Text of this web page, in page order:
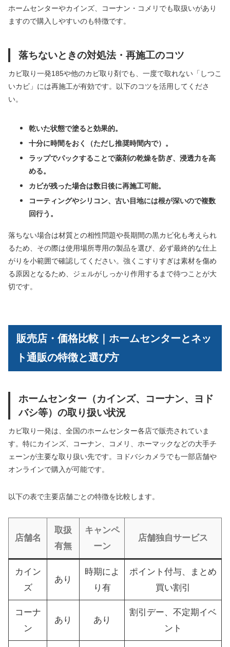
ホームセンターやカインズ、コーナン・コメリでも取扱いがあり
ますので購入しやすいのも特徴です。
落ちないときの対処法・再施工のコツ
カビ取り一発185や他のカビ取り剤でも、一度で取れない「しつこ
いカビ」には再施工が有効です。以下のコツを活用してくださ
い。
乾いた状態で塗ると効果的。
十分に時間をおく（ただし推奨時間内で）。
ラップでパックすることで薬剤の乾燥を防ぎ、浸透力を高
める。
カビが残った場合は数日後に再施工可能。
コーティングやシリコン、古い目地には根が深いので複数
回行う。
落ちない場合は材質との相性問題や長期間の黒カビ化も考えられ
るため、その際は使用場所専用の製品を選び、必ず最終的な仕上
がりを小範囲で確認してください。強くこすりすぎは素材を傷め
る原因となるため、ジェルがしっかり作用するまで待つことが大
切です。
販売店・価格比較｜ホームセンターとネッ
ト通販の特徴と選び方
ホームセンター（カインズ、コーナン、ヨド
バシ等）の取り扱い状況
カビ取り一発は、全国のホームセンター各店で販売されていま
す。特にカインズ、コーナン、コメリ、ホーマックなどの大手チ
ェーンが主要な取り扱い先です。ヨドバシカメラでも一部店舗や
オンラインで購入が可能です。
以下の表で主要店舗ごとの特徴を比較します。
店舗名
取扱
有無
キャンペ
ーン
店舗独自サービス
カイン
ズ
あり
時期によ
り有
ポイント付与、まとめ
買い割引
コーナ
ン
あり あり
割引デー、不定期イベ
ント